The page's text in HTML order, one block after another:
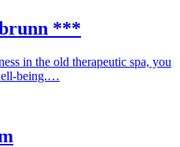
***
in the old therapeutic spa, you
being.…